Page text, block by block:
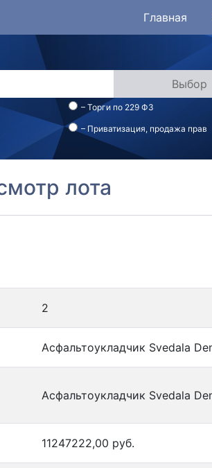
Главная
– Торги по 229 ФЗ
– Приватизация, продажа прав
лота
2
Асфальтоукладчик Svedala
Асфальтоукладчик Svedala
11247222,00 руб.